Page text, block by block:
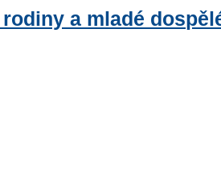
a mladé